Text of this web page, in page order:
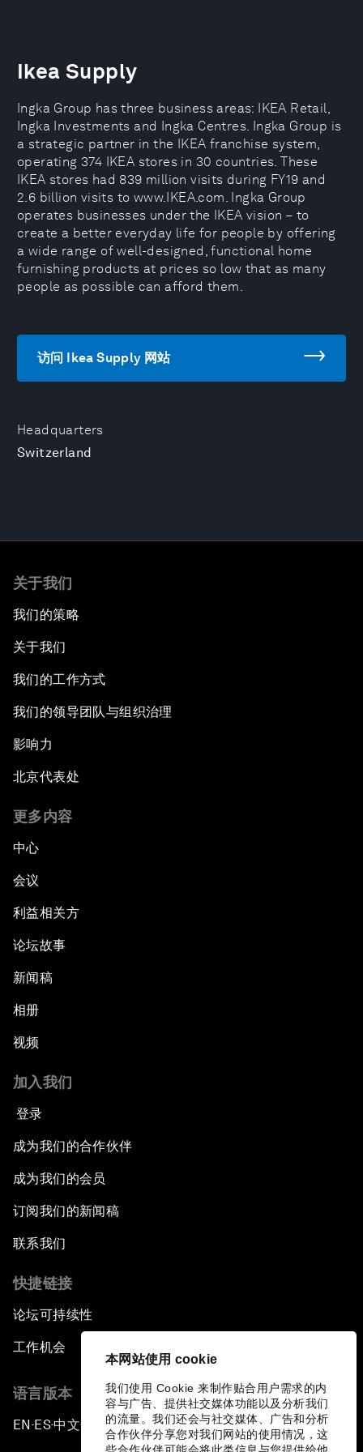
本网站使用 cookie
我们使用 Cookie 来制作贴合用户需求的内
容与广告、提供社交媒体功能以及分析我们
的流量。我们还会与社交媒体、广告和分析
合作伙伴分享您对我们网站的使用情况，这
Headquarters
Switzerland
Ikea Supply
Ingka Group has three business areas: IKEA Retail,
Ingka Investments and Ingka Centres. Ingka Group is
a strategic partner in the IKEA franchise system,
operating 374 IKEA stores in 30 countries. These
IKEA stores had 839 million visits during FY19 and
2.6 billion visits to www.IKEA.com. Ingka Group
operates businesses under the IKEA vision – to
create a better everyday life for people by offering
a wide range of well-designed, functional home
furnishing products at prices so low that as many
people as possible can afford them.
访问 Ikea Supply 网站
关于我们
我们的策略
关于我们
我们的工作方式
我们的领导团队与组织治理
影响力
北京代表处
更多内容
中心
会议
利益相关方
论坛故事
新闻稿
相册
视频
加入我们
登录
成为我们的合作伙伴
成为我们的会员
订阅我们的新闻稿
联系我们
快捷链接
论坛可持续性
工作机会
语言版本
EN ▪ES▪中文▪ 日本語